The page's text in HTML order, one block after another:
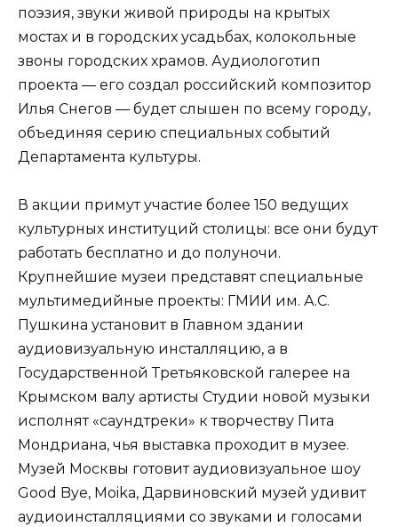
поэзия, звуки живой природы на крытых
мостах и в городских усадьбах, колокольные
звоны городских храмов. Аудиологотип
проекта — его создал российский композитор
Илья Снегов — будет слышен по всему городу,
объединяя серию специальных событий
Департамента культуры.
В акции примут участие более 150 ведущих
культурных институций столицы: все они будут
работать бесплатно и до полуночи.
Крупнейшие музеи представят специальные
мультимедийные проекты: ГМИИ им. А.С.
Пушкина установит в Главном здании
аудиовизуальную инсталляцию, а в
Государственной Третьяковской галерее на
Крымском валу артисты Студии новой музыки
исполнят «саундтреки» к творчеству Пита
Мондриана, чья выставка проходит в музее.
Музей Москвы готовит аудиовизуальное шоу
Good Bye, Moika, Дарвиновский музей удивит
аудиоинсталляциями со звуками и голосами